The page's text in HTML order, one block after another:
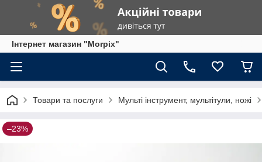
Інтернет магазин "Morpix"
Товари та послуги Мульті інструмент, мультітули, ножі
–23%